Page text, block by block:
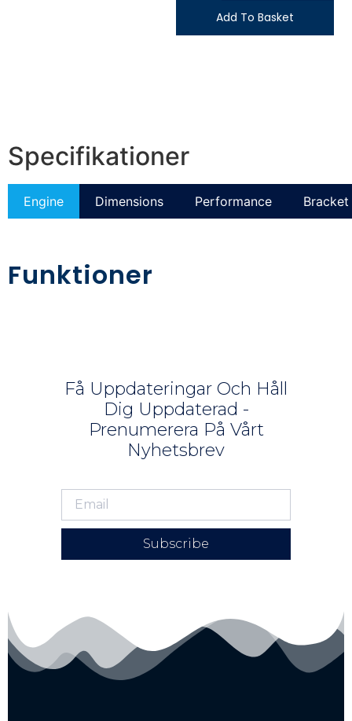
Add To Basket
Specifikationer
Engine Dimensions Performance
Funktioner
Få Uppdateringar Och Håll
Dig Uppdaterad -
Prenumerera På Vårt
Nyhetsbrev
Subscribe